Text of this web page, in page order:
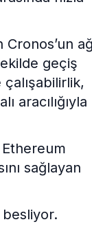
geçiş
aracılığıyla
Ethereum
sağlayan